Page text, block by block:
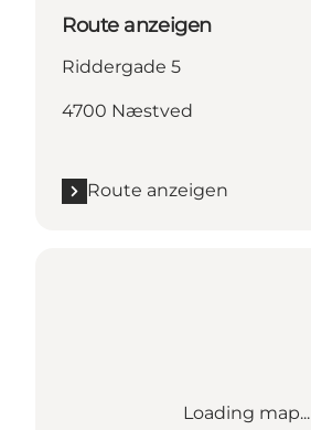
Route anzeigen
Riddergade 5
4700 Næstved
Route anzeigen
Loading map...